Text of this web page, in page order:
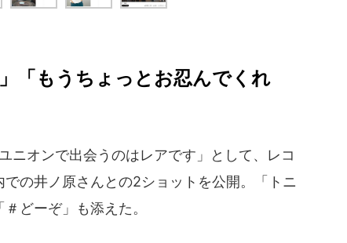
「もうちょっとお忍んでくれ
ニオンで出会うのはレアです」として、レコ
の井ノ原さんとの2ショットを公開。「トニ
どーぞ」も添えた。